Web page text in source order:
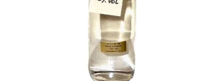
page
du
produit